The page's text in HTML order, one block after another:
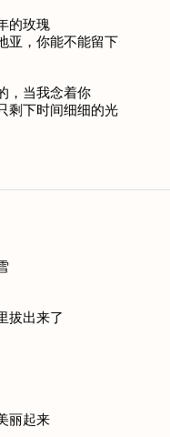
的玫瑰
亚，你能不能留下
，当我念着你
剩下时间细细的光
拔出来了
丽起来